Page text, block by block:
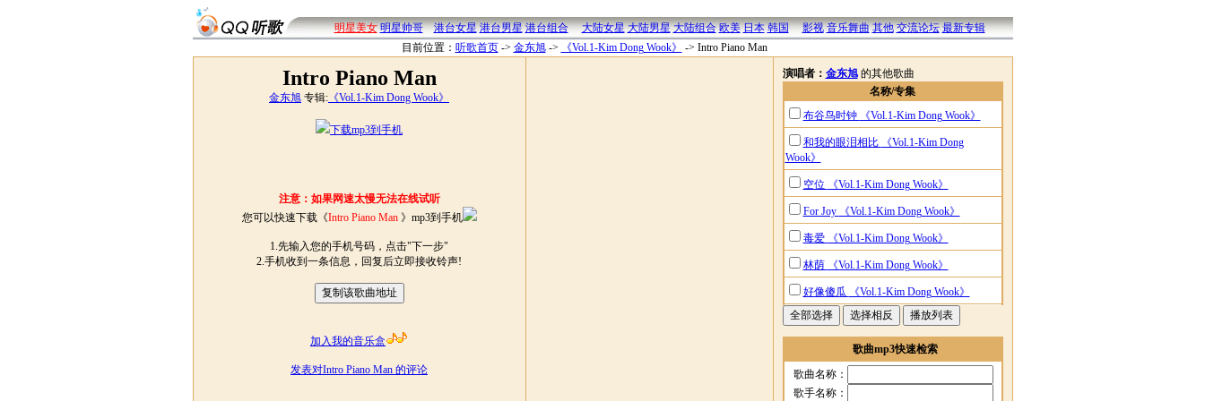
明星美女 明星帅哥 港台女星 港台男星 港台组合 大陆女星 大陆男星 大陆组合 欧美 日本 韩国 影视 音乐舞曲 其他 交流论坛 最新专辑
目前位置： 听歌首页 -> 金东旭 -> 《Vol.1-Kim Dong Wook》 -> Intro Piano Man
Intro Piano Man
金东旭 专辑: 《Vol.1-Kim Dong Wook》
下载mp3到手机
注意：如果网速太慢无法在线试听
您可以快速下载《Intro Piano Man 》mp3到手机
1.先输入您的手机号码，点击"下一步"
2.手机收到一条信息，回复后立即接收铃声!
加入我的音乐盒
发表对Intro Piano Man 的评论
演唱者： 金东旭的其他歌曲
名称/专集
布谷鸟时钟
《Vol.1-Kim Dong Wook》
和我的眼泪相比
《Vol.1-Kim Dong
Wook》
空位 《Vol.1-Kim Dong Wook》
For Joy 《Vol.1-Kim Dong Wook》
毒爱 《Vol.1-Kim Dong Wook》
林荫 《Vol.1-Kim Dong Wook》
好像傻瓜 《Vol.1-Kim Dong Wook》
哀想《Vol.1-Kim Dong Wook》
《Vol.1-Kim Dong Wook》
是爱《Vol.1-Kim Dong Wook》
歌曲mp3快速检索
歌曲名称：
歌手名称：